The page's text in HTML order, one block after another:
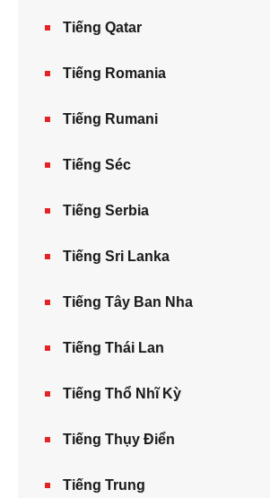
Tiếng Qatar
Tiếng Romania
Tiếng Rumani
Tiếng Séc
Tiếng Serbia
Tiếng Sri Lanka
Tiếng Tây Ban Nha
Tiếng Thái Lan
Tiếng Thổ Nhĩ Kỳ
Tiếng Thụy Điển
Tiếng Trung